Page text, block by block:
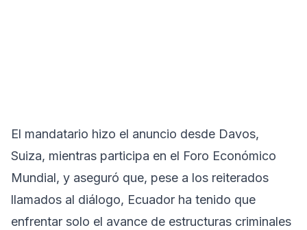
El mandatario hizo el anuncio desde Davos,
Suiza, mientras participa en el Foro Económico
Mundial, y aseguró que, pese a los reiterados
llamados al diálogo, Ecuador ha tenido que
enfrentar solo el avance de estructuras criminales